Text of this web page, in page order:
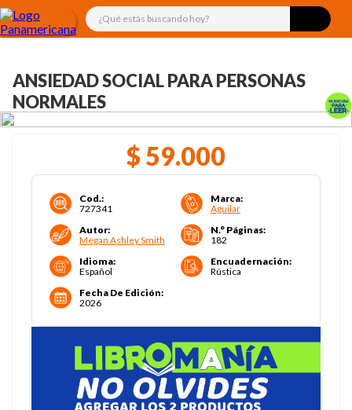
¿Qué estás buscando hoy?
ANSIEDAD SOCIAL PARA PERSONAS
NORMALES
$ 59.000
Cod.:
727341
Marca:
Aguilar
Autor:
Megan Ashley Smith
N.° Páginas:
182
Idioma:
Español
Encuadernación:
Rústica
Fecha De Edición:
2026